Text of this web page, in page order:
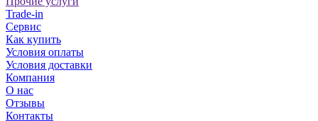
Trade-in
Сервис
Как купить
Условия оплаты
Условия доставки
Компания
О нас
Отзывы
Контакты